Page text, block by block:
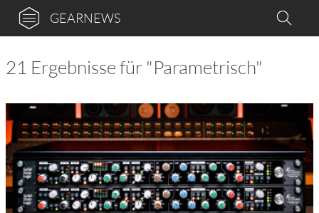
GEARNEWS
21 Ergebnisse für "Parametrisch"